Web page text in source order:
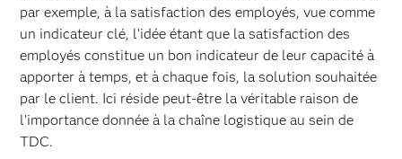
par exemple, à la satisfaction des employés, vue comme
un indicateur clé, l’idée étant que la satisfaction des
employés constitue un bon indicateur de leur capacité à
apporter à temps, et à chaque fois, la solution souhaitée
par le client. Ici réside peut-être la véritable raison de
l’importance donnée à la chaîne logistique au sein de
TDC.